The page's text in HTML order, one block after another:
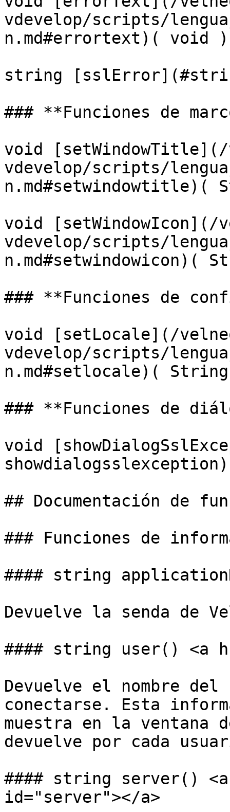
vdevelop/scripts/
n.md#errortext)( void )
string
### **Funciones de
void [setWindowTitle](/
vdevelop/scripts/
void [setWindowIcon](/
vdevelop/scripts/
n.md#setwindowicon)(
### **Funciones de
void [setLocale](/
vdevelop/scripts/
n.md#setlocale)(
### **Funciones de
void
## Documentación de
### Funciones de
#### string
Devuelve la senda de
#### string user() <a
Devuelve el nombre
conectarse. Esta
muestra en la ventana
devuelve por cada
#### string server()
id="server"></a>